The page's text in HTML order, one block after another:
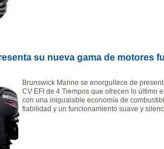
su nueva gama de motores
Brunswick Marine se enorgullece de
CV EFI de 4 Tiempos que ofrecen lo último
con una inigualable economía de
fiabilidad y un funcionamiento suave y